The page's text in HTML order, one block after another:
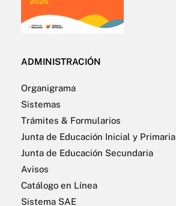
ADMINISTRACIÓN
Organigrama
Sistemas
Trámites & Formularios
Junta de Educación Inicial y Primaria
Junta de Educación Secundaria
Avisos
Catálogo en Línea
Sistema SAE